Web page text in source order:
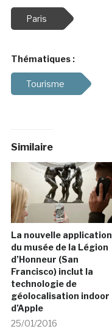
Paris
Thématiques :
Tourisme
Similaire
La nouvelle application
du musée de la Légion
d’Honneur (San
Francisco) inclut la
technologie de
géolocalisation indoor
d’Apple
25/01/2016